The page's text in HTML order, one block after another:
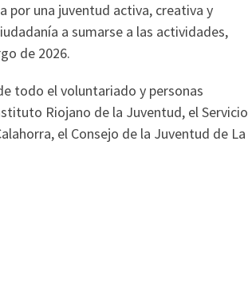
por una juventud activa, creativa y
a sumarse a las actividades,
de 2026.
todo el voluntariado y personas
Riojano de la Juventud, el Servicio
el Consejo de la Juventud de La